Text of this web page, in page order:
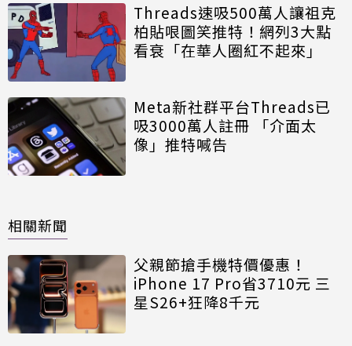
Threads速吸500萬人讓祖克
柏貼哏圖笑推特！網列3大點
看衰「在華人圈紅不起來」
Meta新社群平台Threads已
吸3000萬人註冊 「介面太
像」推特喊告
相關新聞
父親節搶手機特價優惠！
iPhone 17 Pro省3710元 三
星S26+狂降8千元